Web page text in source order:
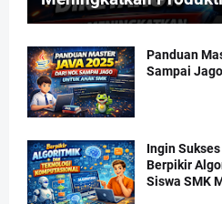
Panduan
Sampai
Ingin
Berpikir
Siswa SMK